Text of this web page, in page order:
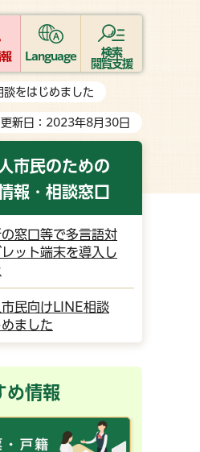
Language
検索
閲覧支援
をはじめました
更新日：2023年8月30日
市民のための
報・相談窓口
の窓口等で多言語対
ット端末を導入し
民向けLINE相談
ました
め情報